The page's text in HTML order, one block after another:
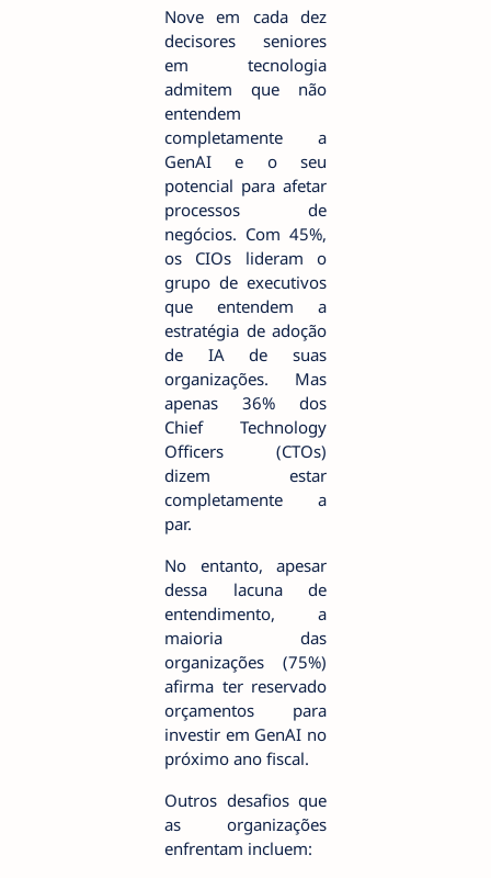
Nove em cada dez
decisores seniores
em tecnologia
admitem que não
entendem
completamente a
GenAI e o seu
potencial para afetar
processos de
negócios. Com 45%,
os CIOs lideram o
grupo de executivos
que entendem a
estratégia de adoção
de IA de suas
organizações. Mas
apenas 36% dos
Chief Technology
Officers (CTOs)
dizem estar
completamente a
par.
No entanto, apesar
dessa lacuna de
entendimento, a
maioria das
organizações (75%)
afirma ter reservado
orçamentos para
investir em GenAI no
próximo ano fiscal.
Outros desafios que
as organizações
enfrentam incluem: